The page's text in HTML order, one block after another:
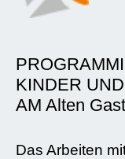
KINDER
AM Alten
Das Arbeiten